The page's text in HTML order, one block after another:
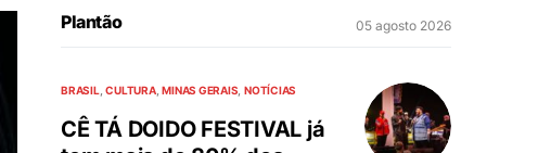
Plantão 05 agosto 2026
BRASIL CULTURA MINAS GERAIS NOTÍCIAS
CÊ TÁ DOIDO FESTIVAL já